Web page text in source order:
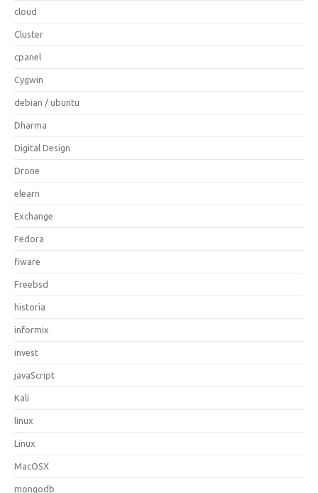
cloud
Cluster
cpanel
Cygwin
debian / ubuntu
Dharma
Digital Design
Drone
elearn
Exchange
Fedora
fiware
Freebsd
historia
informix
invest
javaScript
Kali
linux
Linux
MacOSX
mongodb